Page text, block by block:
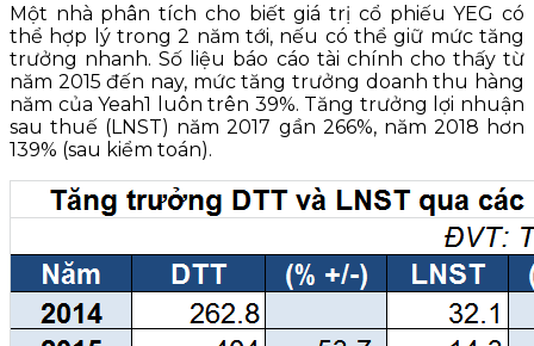
Một nhà phân tích cho biết giá trị cổ phiếu YEG có
thể hợp lý trong 2 năm tới, nếu có thể giữ mức tăng
trưởng nhanh. Số liệu báo cáo tài chính cho thấy từ
năm 2015 đến nay, mức tăng trưởng doanh thu hàng
năm của Yeah1 luôn trên 39%. Tăng trưởng lợi nhuận
sau thuế (LNST) năm 2017 gần 266%, năm 2018 hơn
139% (sau kiểm toán).